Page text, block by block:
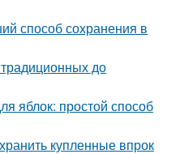
способ сохранения в
до
яблок: простой способ
купленные впрок